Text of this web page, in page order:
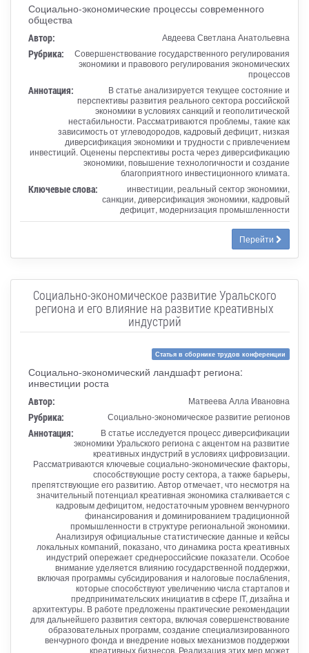
Социально-экономические процессы современного
общества
Автор: Авдеева Светлана Анатольевна
Рубрика:
Совершенствование государственного регулирования
экономики и правового регулирования экономических
процессов
Аннотация:
В статье анализируется текущее состояние и
перспективы развития реального сектора российской
экономики в условиях санкций и геополитической
нестабильности. Рассматриваются проблемы, такие как
зависимость от углеводородов, кадровый дефицит, низкая
диверсификация экономики и трудности с привлечением
инвестиций. Оценены перспективы роста через диверсификацию
экономики, повышение технологичности и создание
благоприятного инвестиционного климата.
Ключевые слова:
инвестиции, реальный сектор экономики,
санкции, диверсификация экономики, кадровый
дефицит, модернизация промышленности
Перейти
Социально-экономическое развитие Уральского
региона и его влияние на развитие креативных
индустрий
Статья в сборнике трудов конференции
Социально-экономический ландшафт региона:
инвестиции роста
Автор: Матвеева Алла Ивановна
Рубрика: Социально-экономическое развитие регионов
Аннотация:
В статье исследуется процесс диверсификации
экономики Уральского региона с акцентом на развитие
креативных индустрий в условиях цифровизации.
Рассматриваются ключевые социально-экономические факторы,
способствующие росту сектора, а также барьеры,
препятствующие его развитию. Автор отмечает, что несмотря на
значительный потенциал креативная экономика сталкивается с
кадровым дефицитом, недостаточным уровнем венчурного
финансирования и доминированием традиционной
промышленности в структуре региональной экономики.
Анализируя официальные статистические данные и кейсы
локальных компаний, показано, что динамика роста креативных
индустрий опережает среднероссийские показатели. Особое
внимание уделяется влиянию государственной поддержки,
включая программы субсидирования и налоговые послабления,
которые способствуют увеличению числа стартапов и
предпринимательских инициатив в сфере IT, дизайна и
архитектуры. В работе предложены практические рекомендации
для дальнейшего развития сектора, включая совершенствование
образовательных программ, создание специализированного
венчурного фонда и внедрение новых механизмов поддержки
креативных бизнесов. Реализация этих мер может